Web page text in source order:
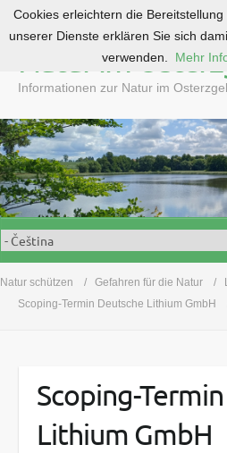
o
c
o
n
t
e
n
Natur im
Informationen zur Natur im
Natur schützen Gefahren für die Natur
Scoping-Termin Deutsche Lithium GmbH
Scoping-
Lithium GmbH
Cookies erleichtern die
unserer Dienste erklären Sie sich
verwenden.
Mehr